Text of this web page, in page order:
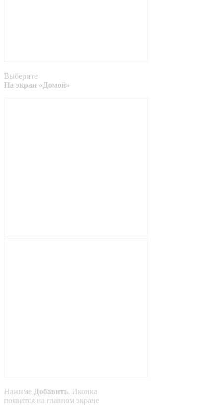
Выберите
На экран «Домой»
Нажиме Добавить. Иконка
появится на главном экране